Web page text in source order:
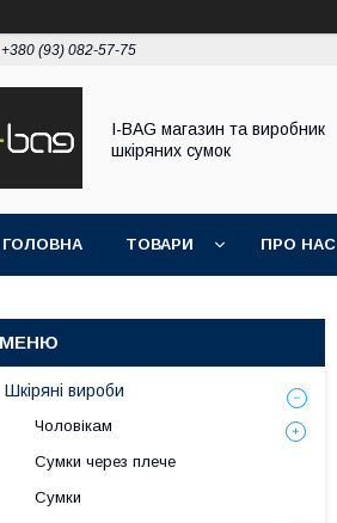
+380 (93) 082-57-75
I-BAG магазин та виробник
шкіряних сумок
ГОЛОВНА ТОВАРИ ПРО НАС
Шкіряні вироби
Чоловікам
Сумки через плече
Сумки